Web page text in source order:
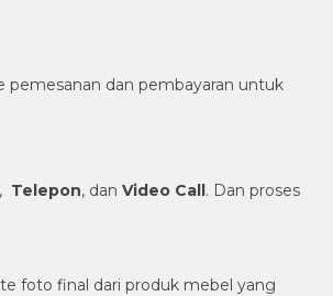
pemesanan dan pembayaran untuk
, Telepon, dan Video Call. Dan proses
foto final dari produk mebel yang